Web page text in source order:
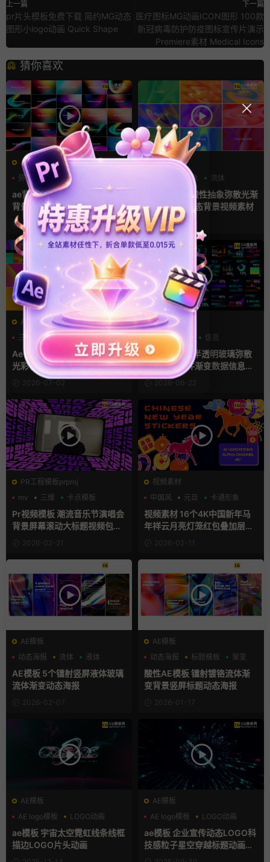
上一篇
pr片头模板免费下载 简约MG动态
图形小logo动画 Quick Shape
下一篇
医疗图标MG动画ICON图形 100款
新冠病毒防护防疫图标宣传片演示
Premiere素材 Medical Icons
猜你喜欢
AE模板
弥散风
抽象
ae背景模板 4K渐变色彩动态
背景循环动画AE模板
3周前
AE模板
抽象 流体
AE+PR模板 酸性抽象弥散光渐
变动画流体动态背景视频素材
4周前
AE模板
三维
卡通模板 弥散风
Ae+Pr模板 酸性流体渐变弥散
光彩色动态背景视频素材
2026-07-02
AE模板
HUD
交互 信息
Ae模板 30款半透明玻璃弥散
发光浮窗组件渐变数据信息图
表卡片
2026-06-22
PR工程模板prproj
mv
三维 卡点模板
Pr视频模板 潮流音乐节演唱会
背景屏幕滚动大标题视频包装
2026-02-21
视频素材
中国风
元旦 卡通形象
视频素材 16个4K中国新年马
年祥云月亮灯笼红包叠加层M
2026-02-11
AE模板
动态海报
流体 液体
AE模板 5个镭射竖屏液体玻璃
流体渐变动态海报
2026-02-07
AE模板
动态海报
标题模板 渐变
酸性AE模板 镭射镀铬流体渐
变背景竖屏标题动态海报
2026-01-17
AE模板
AE logo模板
LOGO动画
三维
ae模板 宇宙太空霓虹线条线框
描边LOGO片头动画
AE模板
AE logo模板
LOGO动画
企业宣传模板
ae模板 企业宣传动态LOGO科
技感粒子星空穿越标题动画视